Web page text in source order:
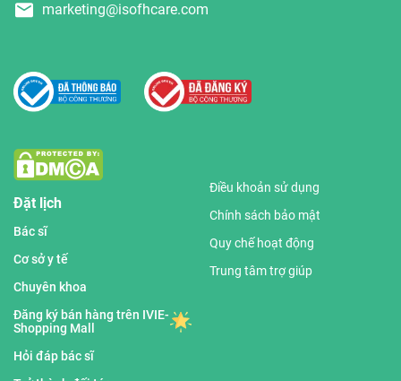
marketing@isofhcare.com
Đặt lịch
Bác sĩ
Cơ sở y tế
Chuyên khoa
Đăng ký bán hàng trên IVIE-
Shopping Mall
Hỏi đáp bác sĩ
Điều khoản sử dụng
Chính sách bảo mật
Quy chế hoạt động
Trung tâm trợ giúp